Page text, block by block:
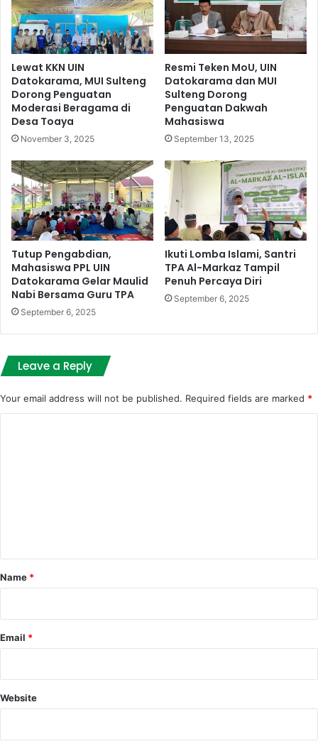
Lewat KKN UIN
Datokarama, MUI Sulteng
Dorong Penguatan
Moderasi Beragama di
Desa Toaya
November 3, 2025
Resmi Teken MoU, UIN
Datokarama dan MUI
Sulteng Dorong
Penguatan Dakwah
Mahasiswa
September 13, 2025
Tutup Pengabdian,
Mahasiswa PPL UIN
Datokarama Gelar Maulid
Nabi Bersama Guru TPA
September 6, 2025
Ikuti Lomba Islami, Santri
TPA Al-Markaz Tampil
Penuh Percaya Diri
September 6, 2025
Leave a Reply
Your email address will not be published. Required fields are marked *
*
Name *
Email *
Website